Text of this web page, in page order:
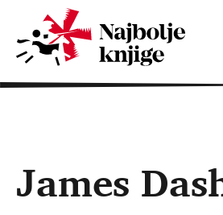
James